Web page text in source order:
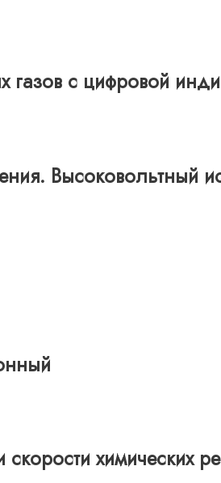
газов с цифровой
Высоковольтный
химических